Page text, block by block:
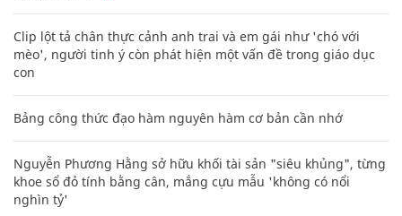
Clip lột tả chân thực cảnh anh trai và em gái như 'chó với
mèo', người tinh ý còn phát hiện một vấn đề trong giáo dục
con
Bảng công thức đạo hàm nguyên hàm cơ bản cần nhớ
Nguyễn Phương Hằng sở hữu khối tài sản "siêu khủng", từng
khoe sổ đỏ tính bằng cân, mắng cựu mẫu 'không có nổi
nghìn tỷ'